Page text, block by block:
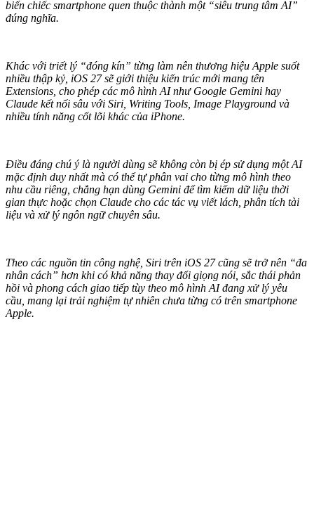
biến chiếc smartphone quen thuộc thành một “siêu trung tâm AI”
đúng nghĩa.
Khác với triết lý “đóng kín” từng làm nên thương hiệu Apple suốt
nhiều thập kỷ, iOS 27 sẽ giới thiệu kiến trúc mới mang tên
Extensions, cho phép các mô hình AI như Google Gemini hay
Claude kết nối sâu với Siri, Writing Tools, Image Playground và
nhiều tính năng cốt lõi khác của iPhone.
Điều đáng chú ý là người dùng sẽ không còn bị ép sử dụng một AI
mặc định duy nhất mà có thể tự phân vai cho từng mô hình theo
nhu cầu riêng, chẳng hạn dùng Gemini để tìm kiếm dữ liệu thời
gian thực hoặc chọn Claude cho các tác vụ viết lách, phân tích tài
liệu và xử lý ngôn ngữ chuyên sâu.
Theo các nguồn tin công nghệ, Siri trên iOS 27 cũng sẽ trở nên “đa
nhân cách” hơn khi có khả năng thay đổi giọng nói, sắc thái phản
hồi và phong cách giao tiếp tùy theo mô hình AI đang xử lý yêu
cầu, mang lại trải nghiệm tự nhiên chưa từng có trên smartphone
Apple.